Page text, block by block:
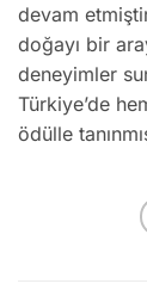
devam
doğayı bir
deneyimler
Türkiye’de
ödülle